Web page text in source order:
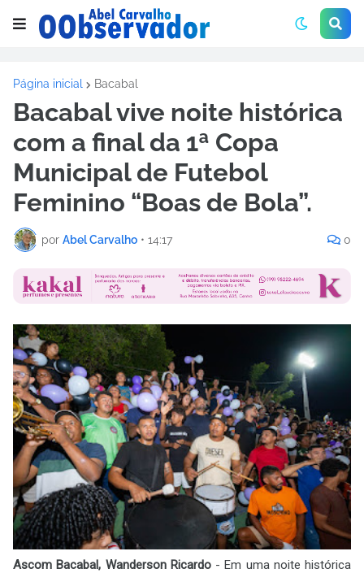
Página inicial Bacabal
Bacabal vive noite histórica
com a final da 1ª Copa
Municipal de Futebol
Feminino “Boas de Bola”.
por Abel Carvalho • 14:17 0
Ascom Bacabal, Wanderson Ricardo- Em uma noite histórica